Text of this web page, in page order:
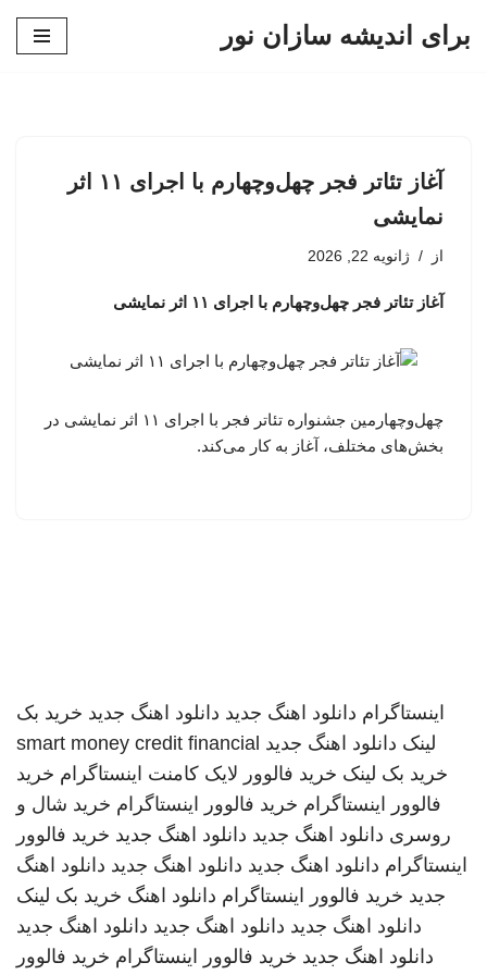
برای اندیشه سازان نور
آغاز تئاتر فجر چهل‌وچهارم با اجرای ۱۱ اثر
نمایشی
از ژانویه 22, 2026
آغاز تئاتر فجر چهل‌وچهارم با اجرای ۱۱ اثر نمایشی
چهل‌وچهارمین جشنواره تئاتر فجر با اجرای ۱۱ اثر نمایشی در
بخش‌های مختلف، آغاز به کار می‌کند.
اینستاگرام دانلود اهنگ جدید دانلود اهنگ جدید خرید بک
لینک دانلود اهنگ جدید smart money credit financial
خرید بک لینک خرید فالوور لایک کامنت اینستاگرام خرید
فالوور اینستاگرام خرید فالوور اینستاگرام خرید شال و
روسری دانلود اهنگ جدید دانلود اهنگ جدید خرید فالوور
اینستاگرام دانلود اهنگ جدید دانلود اهنگ جدید دانلود اهنگ
جدید خرید فالوور اینستاگرام دانلود اهنگ خرید بک لینک
دانلود اهنگ جدید دانلود اهنگ جدید دانلود اهنگ جدید
دانلود اهنگ جدید خرید فالوور اینستاگرام خرید فالوور